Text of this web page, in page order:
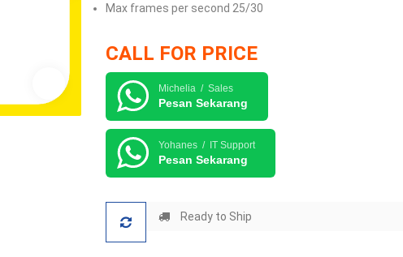
Max frames per second 25/30
CALL FOR PRICE
Michelia / Sales
Pesan Sekarang
Yohanes / IT Support
Pesan Sekarang
Ready to Ship